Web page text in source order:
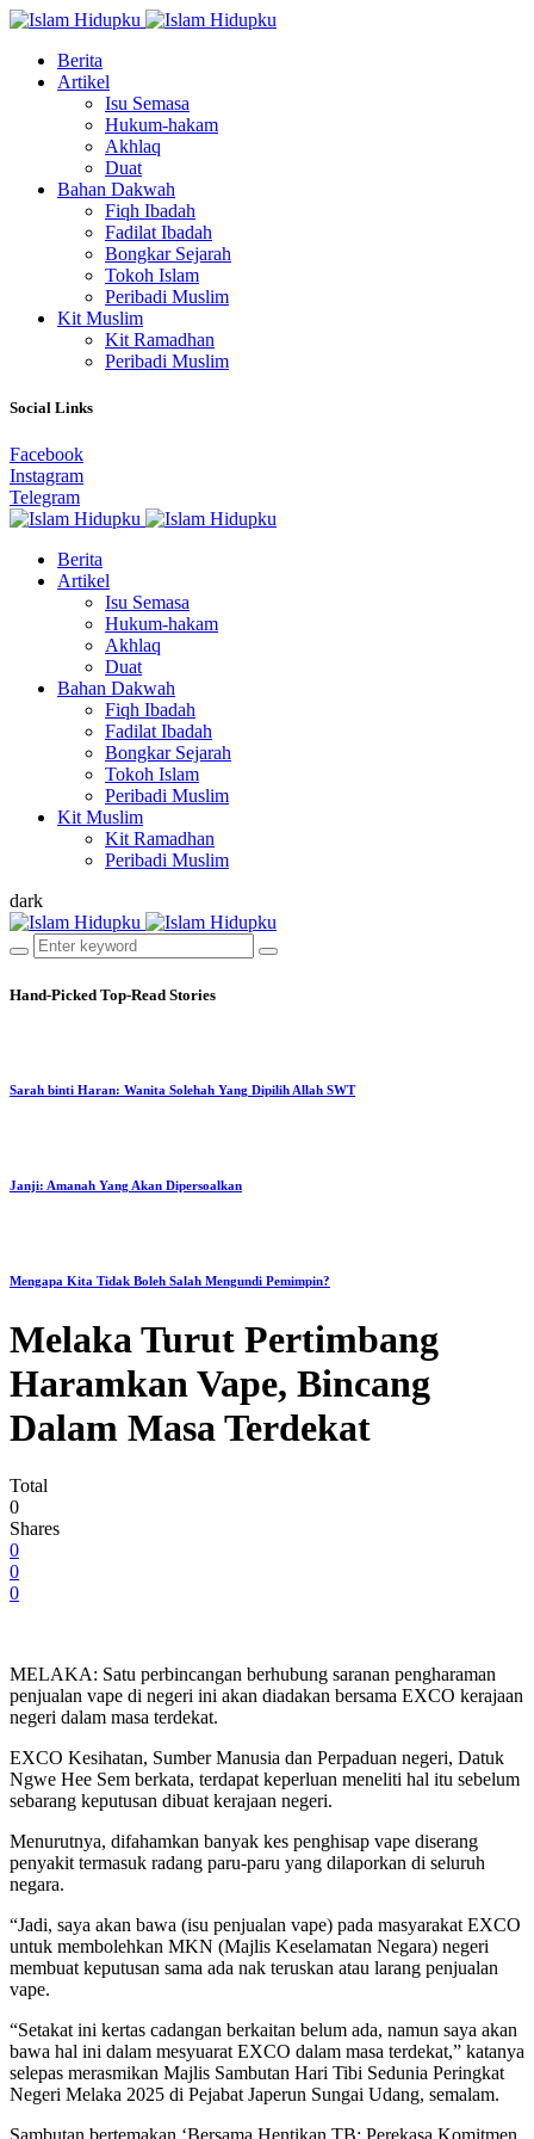
Berita
Artikel
Isu Semasa
Hukum-hakam
Akhlaq
Duat
Bahan Dakwah
Fiqh Ibadah
Fadilat Ibadah
Bongkar Sejarah
Tokoh Islam
Peribadi Muslim
Kit Muslim
Kit Ramadhan
Peribadi Muslim
Social Links
Facebook
Instagram
Telegram
Berita
Artikel
Isu Semasa
Hukum-hakam
Akhlaq
Duat
Bahan Dakwah
Fiqh Ibadah
Fadilat Ibadah
Bongkar Sejarah
Tokoh Islam
Peribadi Muslim
Kit Muslim
Kit Ramadhan
Peribadi Muslim
dark
Hand-Picked Top-Read Stories
Sarah binti Haran: Wanita Solehah Yang Dipilih Allah SWT
Janji: Amanah Yang Akan Dipersoalkan
Mengapa Kita Tidak Boleh Salah Mengundi Pemimpin?
Melaka Turut Pertimbang
Haramkan Vape, Bincang
Dalam Masa Terdekat
Total
0
Shares
0
0
0
MELAKA: Satu perbincangan berhubung saranan pengharaman
penjualan vape di negeri ini akan diadakan bersama EXCO kerajaan
negeri dalam masa terdekat.
EXCO Kesihatan, Sumber Manusia dan Perpaduan negeri, Datuk
Ngwe Hee Sem berkata, terdapat keperluan meneliti hal itu sebelum
sebarang keputusan dibuat kerajaan negeri.
Menurutnya, difahamkan banyak kes penghisap vape diserang
penyakit termasuk radang paru-paru yang dilaporkan di seluruh
negara.
“Jadi, saya akan bawa (isu penjualan vape) pada masyarakat EXCO
untuk membolehkan MKN (Majlis Keselamatan Negara) negeri
membuat keputusan sama ada nak teruskan atau larang penjualan
vape.
“Setakat ini kertas cadangan berkaitan belum ada, namun saya akan
bawa hal ini dalam mesyuarat EXCO dalam masa terdekat,” katanya
selepas merasmikan Majlis Sambutan Hari Tibi Sedunia Peringkat
Negeri Melaka 2025 di Pejabat Japerun Sungai Udang, semalam.
Sambutan bertemakan ‘Bersama Hentikan TB: Perekasa Komitmen,